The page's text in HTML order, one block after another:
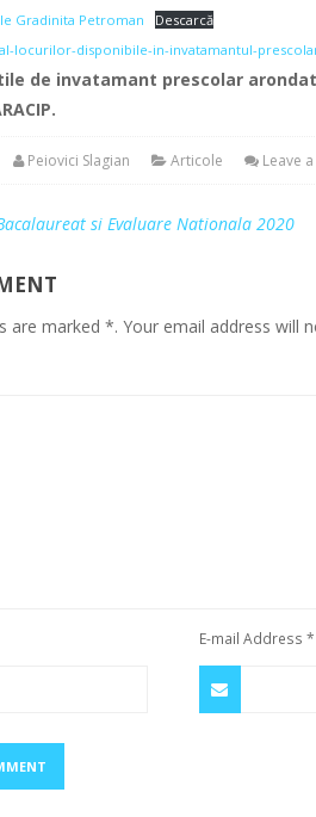
Gradinita Petroman
Descarcă
locurilor-disponibile-in-invatamantul-
de invatamant prescolar
Peiovici Slagian Articole Leave
si Evaluare Nationala 2020
are marked *. Your email address will
E-mail Address *